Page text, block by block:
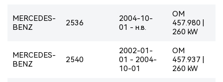
MERCEDES-
BENZ
2536
2004-10-
01 - н.в.
OM
457.980 |
260 kW
MERCEDES-
BENZ
2540
2002-01-
01 - 2004-
10-01
OM
457.937 |
260 kW